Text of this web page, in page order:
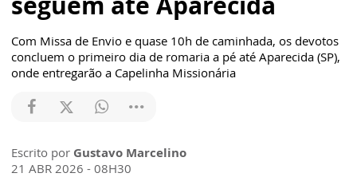
Com Missa de Envio e quase 10h de caminhada, os devotos
concluem o primeiro dia de romaria a pé até Aparecida (SP),
onde entregarão a Capelinha Missionária
Escrito por Gustavo Marcelino
21 ABR 2026 - 08H30